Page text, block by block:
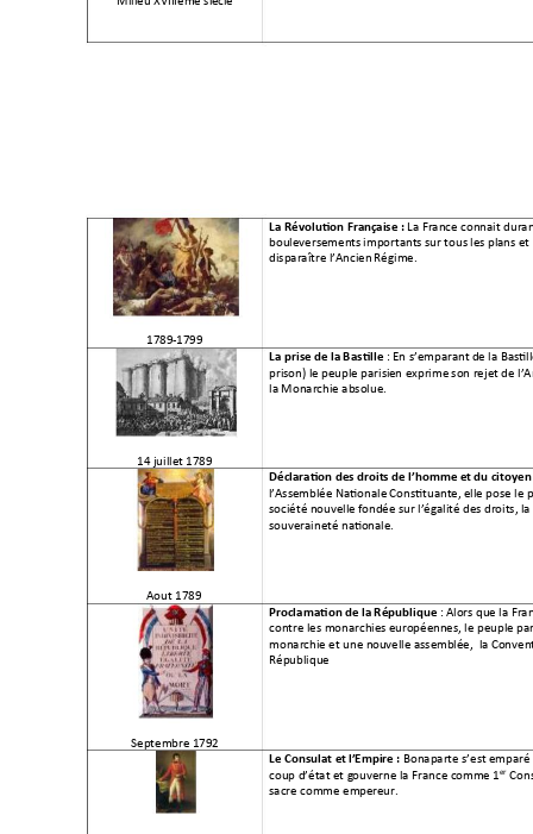
1789-1799
La Révolution Française : La France connait
bouleversements importants sur tous les plans
disparaître l’Ancien Régime.
14 juillet 1789
La prise de la Bastille : En s’emparant de la
prison) le peuple parisien exprime son rejet de
la Monarchie absolue.
Aout 1789
Déclaration des droits de l’homme et du citoyen
l’Assemblée Nationale Constituante, elle pose le
société nouvelle fondée sur l’égalité des droits, la
souveraineté nationale.
Septembre 1792
Proclamation de la République : Alors que la
contre les monarchies européennes, le peuple
monarchie et une nouvelle assemblée,  la
République
Le Consulat et l’Empire : Bonaparte s’est e
coup d’état et gouverne la France comme 1er
sacre comme empereur.